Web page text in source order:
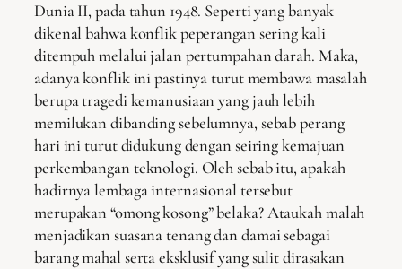
Dunia II, pada tahun 1948. Seperti yang banyak
dikenal bahwa konflik peperangan sering kali
ditempuh melalui jalan pertumpahan darah. Maka,
adanya konflik ini pastinya turut membawa masalah
berupa tragedi kemanusiaan yang jauh lebih
memilukan dibanding sebelumnya, sebab perang
hari ini turut didukung dengan seiring kemajuan
perkembangan teknologi. Oleh sebab itu, apakah
hadirnya lembaga internasional tersebut
merupakan “omong kosong” belaka? Ataukah malah
menjadikan suasana tenang dan damai sebagai
barang mahal serta eksklusif yang sulit dirasakan